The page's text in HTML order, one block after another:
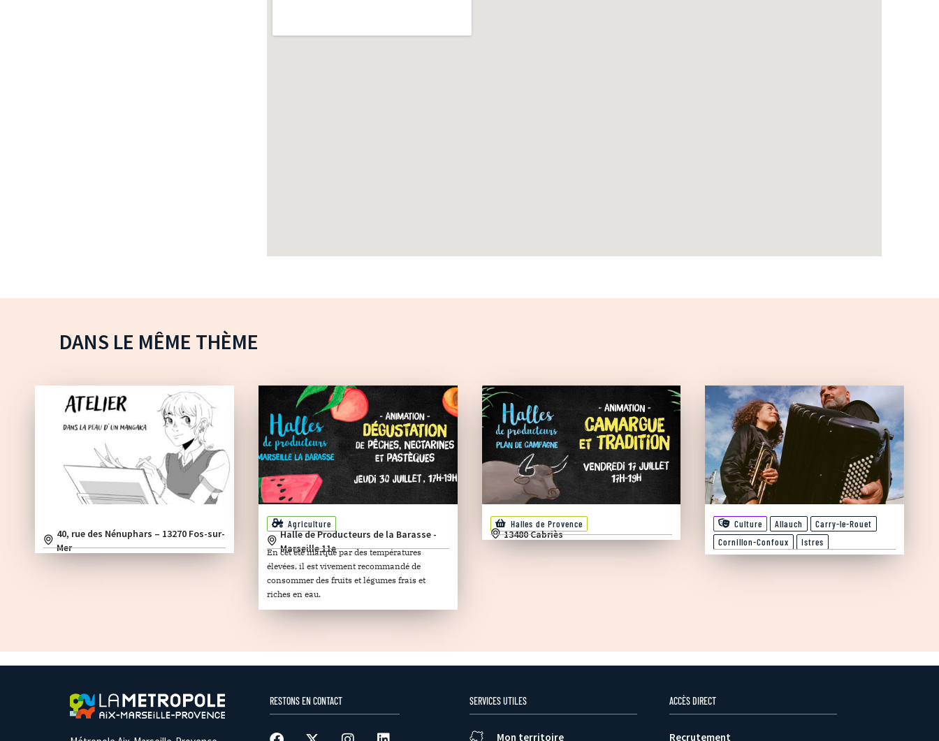
DANS LE MÊME THÈME
40, rue des Nénuphars – 13270 Fos-sur-
Mer
Agriculture
Halle de Producteurs de la Barasse -
Marseille 11e
En cet été marqué par des températures
élevées, il est vivement recommandé de
consommer des fruits et légumes frais et
riches en eau.
Halles de Provence
13480 Cabriès
Culture Allauch
Carry-le-Rouet
Cornillon-Confoux
Istres
RESTONS EN CONTACT SERVICES UTILES
Mon territoire
ACCÈS DIRECT
Recrutement